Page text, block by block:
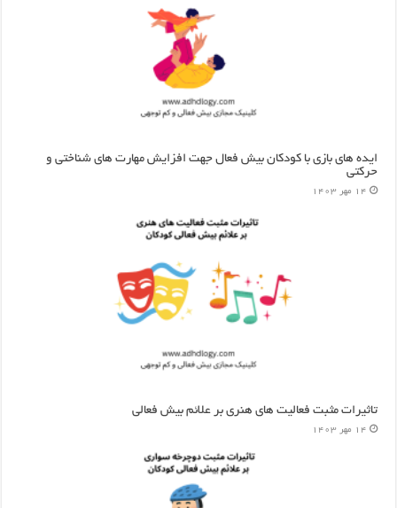
ایده های بازی با کودکان بیش فعال جهت افزایش مهارت های شناختی و
حرکتی
14 مهر 1403
تاثیرات مثبت فعالیت های هنری بر علائم بیش فعالی
14 مهر 1403